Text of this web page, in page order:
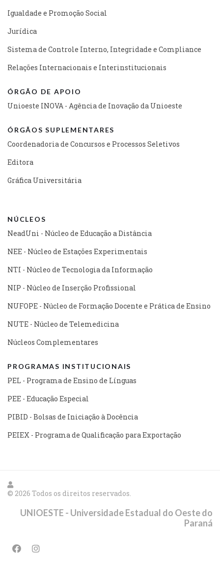
Igualdade e Promoção Social
Jurídica
Sistema de Controle Interno, Integridade e Compliance
Relações Internacionais e Interinstitucionais
ÓRGÃO DE APOIO
Unioeste INOVA - Agência de Inovação da Unioeste
ÓRGÃOS SUPLEMENTARES
Coordenadoria de Concursos e Processos Seletivos
Editora
Gráfica Universitária
NÚCLEOS
NeadUni - Núcleo de Educação a Distância
NEE - Núcleo de Estações Experimentais
NTI - Núcleo de Tecnologia da Informação
NIP - Núcleo de Inserção Profissional
NUFOPE - Núcleo de Formação Docente e Prática de Ensino
NUTE - Núcleo de Telemedicina
Núcleos Complementares
PROGRAMAS INSTITUCIONAIS
PEL - Programa de Ensino de Línguas
PEE - Educação Especial
PIBID - Bolsas de Iniciação à Docência
PEIEX - Programa de Qualificação para Exportação
© 2026 Todos os direitos reservados.
UNIOESTE - Universidade Estadual do Oeste do
Paraná